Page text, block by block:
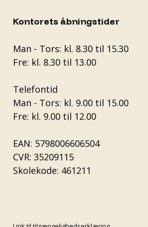
Kontorets åbningstider
Man - Tors: kl. 8.30 til 15.30
Fre: kl. 8.30 til 13.00
Telefontid
Man - Tors: kl. 9.00 til 15.00
Fre: kl. 9.00 til 12.00
EAN: 5798006606504
CVR: 35209115
Skolekode: 461211